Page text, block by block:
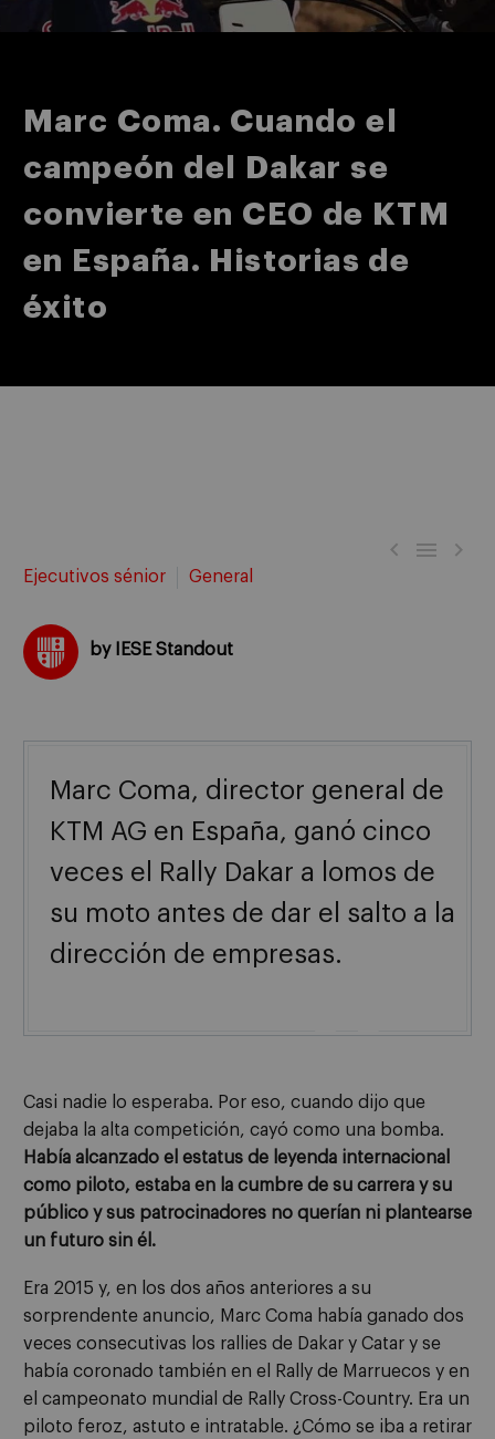
Marc Coma. Cuando el
campeón del Dakar se
convierte en CEO de KTM
en España. Historias de
éxito
  
Ejecutivos sénior General
by IESE Standout
Marc Coma, director general de
KTM AG en España, ganó cinco
veces el Rally Dakar a lomos de
su moto antes de dar el salto a la
dirección de empresas.
Casi nadie lo esperaba. Por eso, cuando dijo que
dejaba la alta competición, cayó como una bomba.
Había alcanzado el estatus de leyenda internacional
como piloto, estaba en la cumbre de su carrera y su
público y sus patrocinadores no querían ni plantearse
un futuro sin él.
Era 2015 y, en los dos años anteriores a su
sorprendente anuncio, Marc Coma había ganado dos
veces consecutivas los rallies de Dakar y Catar y se
había coronado también en el Rally de Marruecos y en
el campeonato mundial de Rally Cross-Country. Era un
piloto feroz, astuto e intratable. ¿Cómo se iba a retirar